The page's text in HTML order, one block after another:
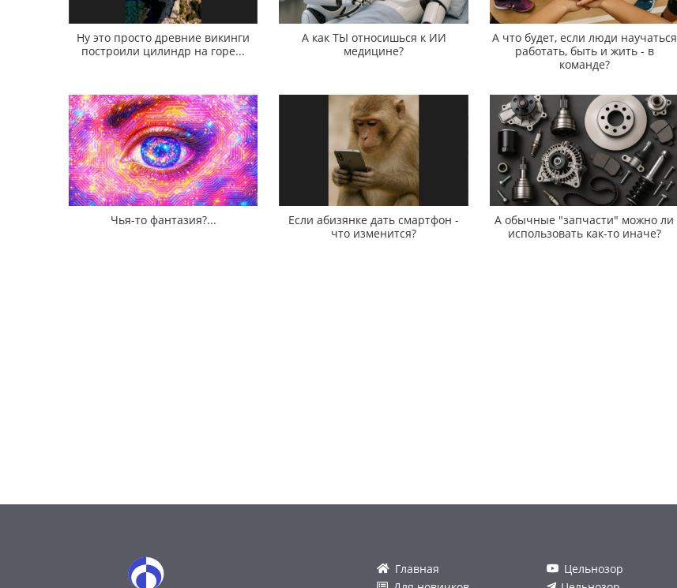
Ну это просто древние викинги
построили цилиндр на горе...
А как ТЫ относишься к ИИ
медицине?
А что будет, если люди научаться
работать, быть и жить - в
команде?
Чья-то фантазия?...
Если абизянке дать смартфон -
что изменится?
А обычные "запчасти" можно ли
использовать как-то иначе?
Главная
Цельнозор